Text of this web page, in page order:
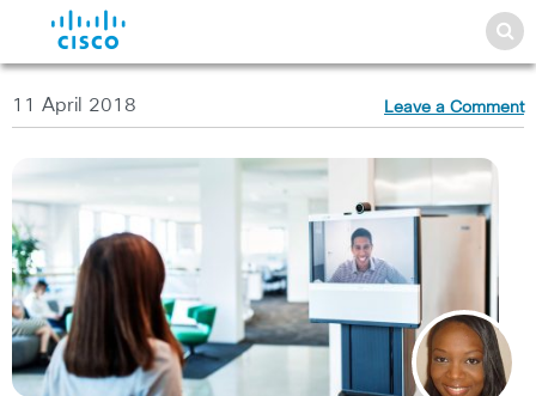
11 April 2018 Leave a Comment